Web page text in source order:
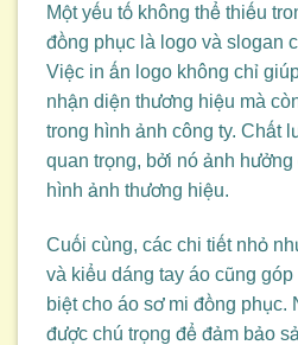
Một yếu tố không thể thiếu
đồng phục là logo và slogan
Việc in ấn logo không chỉ
nhận diện thương hiệu mà
trong hình ảnh công ty. Chất
quan trọng, bởi nó ảnh
hình ảnh thương hiệu.
Cuối cùng, các chi tiết nhỏ
và kiểu dáng tay áo cũng
biệt cho áo sơ mi đồng phục.
được chú trọng để đảm bảo